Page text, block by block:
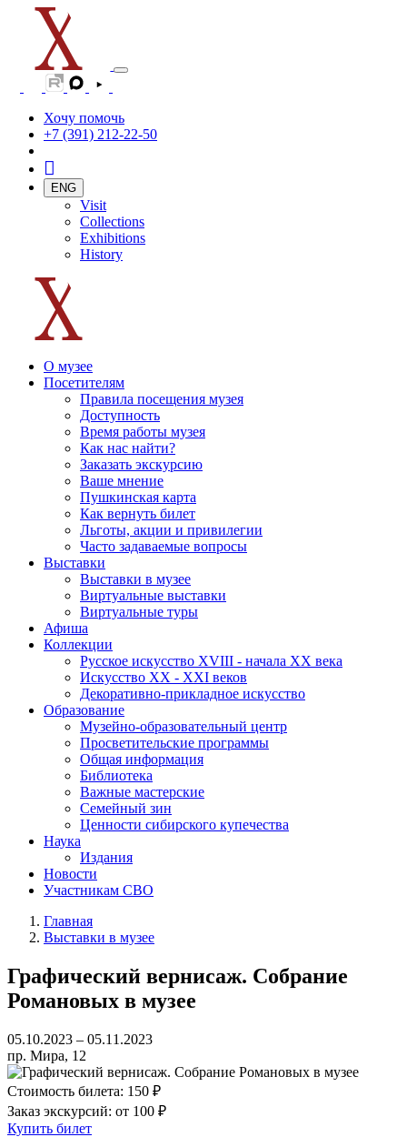
Хочу помочь
+7 (391) 212-22-50
ENG
Visit
Collections
Exhibitions
History
О музее
Посетителям
Правила посещения музея
Доступность
Время работы музея
Как нас найти?
Заказать экскурсию
Ваше мнение
Пушкинская карта
Как вернуть билет
Льготы, акции и привилегии
Часто задаваемые вопросы
Выставки
Выставки в музее
Виртуальные выставки
Виртуальные туры
Афиша
Коллекции
Русское искусство ХVIII - начала ХХ века
Искусство ХХ - ХХI веков
Декоративно-прикладное искусство
Образование
Музейно-образовательный центр
Просветительские программы
Общая информация
Библиотека
Важные мастерские
Семейный зин
Ценности сибирского купечества
Наука
Издания
Новости
Участникам СВО
Главная
Выставки в музее
Графический вернисаж. Собрание
Романовых в музее
05.10.2023 – 05.11.2023
пр. Мира, 12
Стоимость билета: 150 ₽
Заказ экскурсий: от 100 ₽
Купить билет